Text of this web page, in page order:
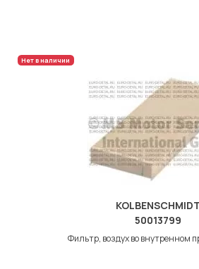
Нет в наличии
KOLBENSCHMIDT
50013799
Фильтр, воздух во внутренном